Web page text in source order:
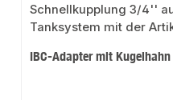
IBC-Adapter mit